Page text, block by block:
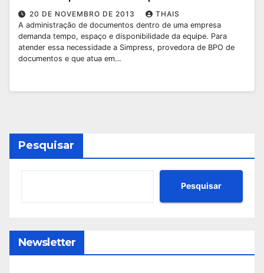
20 DE NOVEMBRO DE 2013
THAIS
A administração de documentos dentro de uma empresa
demanda tempo, espaço e disponibilidade da equipe. Para
atender essa necessidade a Simpress, provedora de BPO de
documentos e que atua em…
Pesquisar
Pesquisar
Newsletter